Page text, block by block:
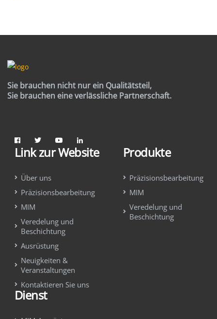
Sie brauchen nicht nur ein Qualitätsteil,
Sie brauchen eine verlässliche Partnerschaft.
Link zur Website
Über uns
Präzisionsbearbeitung
MIM
Veredelung und
Beschichtung
Ausrüstung
Neuigkeiten &
Veranstaltungen
Kontaktieren Sie uns
Produkte
Präzisionsbearbeitung
MIM
Veredelung und
Beschichtung
Dienst